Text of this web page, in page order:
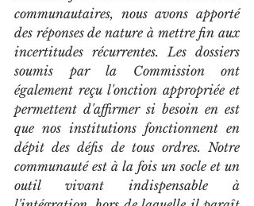
communautaires, nous avons apporté
des réponses de nature à mettre fin aux
incertitudes récurrentes. Les dossiers
soumis par la Commission ont
également reçu l'onction appropriée et
permettent d'affirmer si besoin en est
que nos institutions fonctionnent en
dépit des défis de tous ordres. Notre
communauté est à la fois un socle et un
outil vivant indispensable à